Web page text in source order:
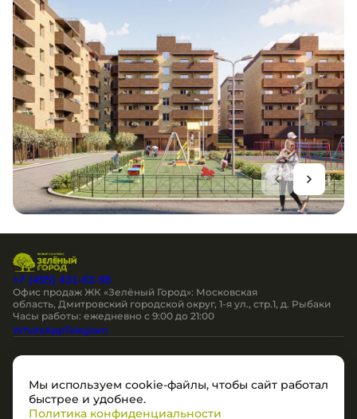
+7 (495) 431-62-95
Офис продаж ЖК «Зелёный Город»: Московская
область, Дмитровский городской округ, 1-я ул., стр.1, д. Рыбаки
Часы работы: ежедневно c 9:00 до 21:00
WhatsAppTelegram
Остались вопросы?
Мы перезвоним
Мы используем cookie-файлы, чтобы сайт работал
быстрее и удобнее.
Политика конфиденциальности